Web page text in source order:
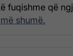
fuqishme që
më shumë.